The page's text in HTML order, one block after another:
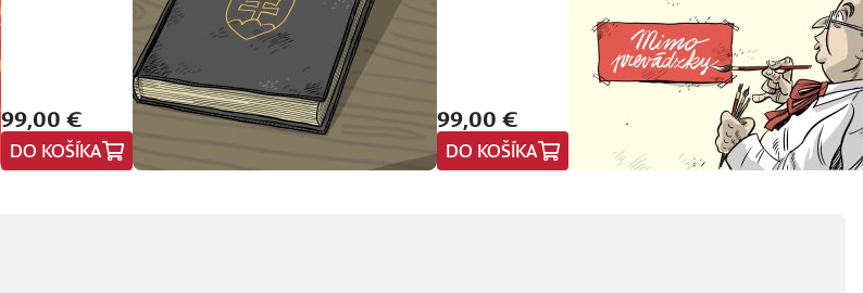
99,00 €
DO KOŠÍKA
99,00 €
DO KOŠÍKA